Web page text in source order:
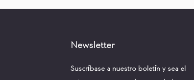
Newsletter
Suscríbase a nuestro boletín y sea el